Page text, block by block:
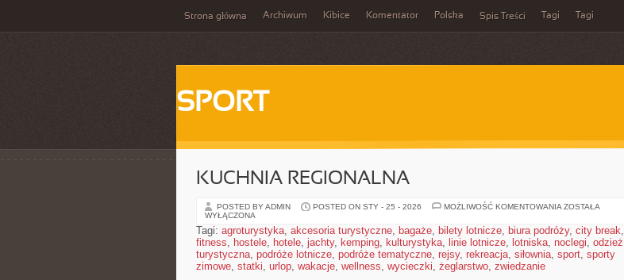
Strona główna Archiwum Kibice Komentator Polska Spis Treści Tagi Tagi
SPORT
KUCHNIA REGIONALNA
POSTED BY ADMIN POSTED ON STY - 25 - 2026 MOŻLIWOŚĆ KOMENTOWANIA KUCHNIA
ZOSTAŁA
WYŁĄCZONA
Tagi: agroturystyka, akcesoria turystyczne, bagaże, bilety lotnicze, biura podróży, city break,
fitness, hostele, hotele, jachty, kemping, kulturystyka, linie lotnicze, lotniska, noclegi, odzież
turystyczna, podróże lotnicze, podróże tematyczne, rejsy, rekreacja, siłownia, sport, sporty
zimowe, statki, urlop, wakacje, wellness, wycieczki, żeglarstwo, zwiedzanie